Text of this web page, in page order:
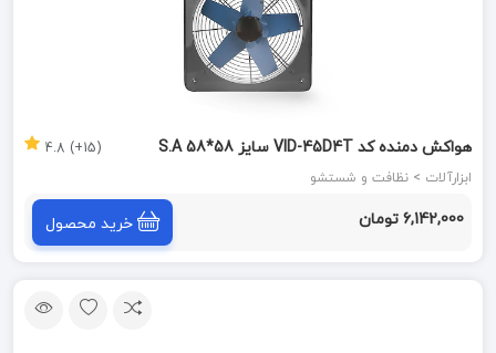
هواکش دمنده کد VID-45D4T سایز 58*58 S.A
ابزارآلات > نظافت و شستشو
(15+) 4.8
6,142,000 تومان خرید محصول